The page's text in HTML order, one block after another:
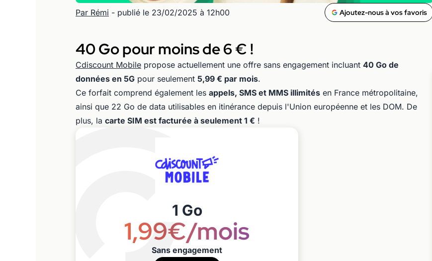
Par Rémi - publié le 23/02/2025 à 12h00 Ajoutez-nous à vos favoris
40 Go pour moins de 6 € !
Cdiscount Mobile propose actuellement une offre sans engagement incluant 40 Go de
données en 5G pour seulement 5,99 € par mois.
Ce forfait comprend également les appels, SMS et MMS illimités en France métropolitaine,
ainsi que 22 Go de data utilisables en itinérance depuis l'Union européenne et les DOM. De
plus, la carte SIM est facturée à seulement 1 € !
1 Go
1,99€/mois
Sans engagement